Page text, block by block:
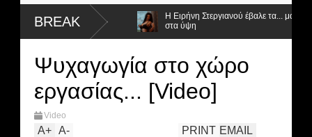
BREAK
ομάδα της Σοφίας Δανέζη
Η Ειρήνη Στεργιανού έβαλε τα... μαύρα
στα ύψη
Ψυχαγωγία στο χώρο
εργασίας... [Video]
Video
A+ A- EMAIL
PRINT